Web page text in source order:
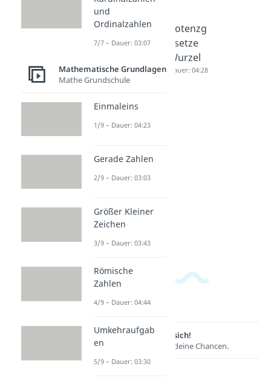
Hoch 0
Dauer: 02:59
Potenzg
esetze
Potenzg
esetze
Wurzel
Dauer: 04:28
Lernen lohnt sich!
Entdecke hier deine Chancen.
und
Ordinalzahlen
7/7 – Dauer: 03:07
Mathematische Grundlagen
Mathe Grundschule
Einmaleins
1/9 – Dauer: 04:23
Gerade Zahlen
2/9 – Dauer: 03:03
Größer Kleiner
Zeichen
3/9 – Dauer: 03:43
Römische
Zahlen
4/9 – Dauer: 04:44
Umkehraufgab
en
5/9 – Dauer: 03:30